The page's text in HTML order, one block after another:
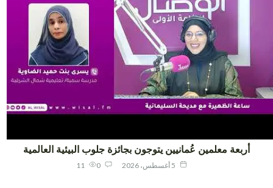
أربعة معلمين عُمانيين يتوجون بجائزة جلوب البيئية العالمية
11